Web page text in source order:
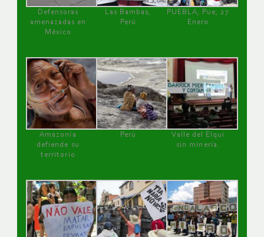
Defensoras
amenazadas en
México
Las Bambas,
Perú
PUEBLA, Pue, 27
Enero
Amazonía
defiende su
territorio
Perú
Valle del Elqui
sin minería.